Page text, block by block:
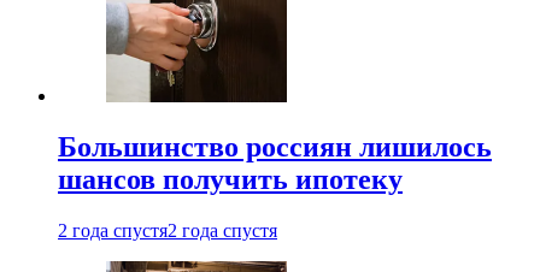
Большинство россиян лишилось
шансов получить ипотеку
2 года спустя2 года спустя